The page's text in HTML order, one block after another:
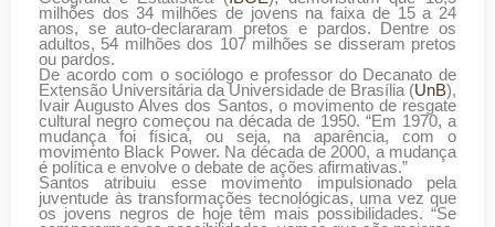
milhões dos 34 milhões de jovens na faixa de 15 a 24
anos, se auto-declararam pretos e pardos. Dentre os
adultos, 54 milhões dos 107 milhões se disseram pretos
ou pardos.
De acordo com o sociólogo e professor do Decanato de
Extensão Universitária da Universidade de Brasília (UnB),
Ivair Augusto Alves dos Santos, o movimento de resgate
cultural negro começou na década de 1950. “Em 1970, a
mudança foi física, ou seja, na aparência, com o
movimento Black Power. Na década de 2000, a mudança
é política e envolve o debate de ações afirmativas.”
Santos atribuiu esse movimento impulsionado pela
juventude às transformações tecnológicas, uma vez que
os jovens negros de hoje têm mais possibilidades. “Se